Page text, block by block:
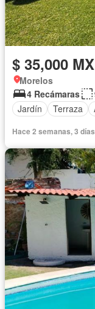
$ 35,000
Morelos
4 Recámaras
Jardín
Terraza
Hace 2 semanas, 3